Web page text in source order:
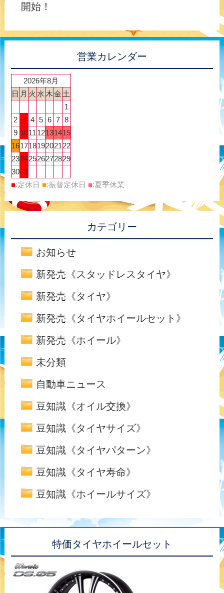
開始！
営業カレンダー
2026年8月
日 月 火 水 木金 土
1
2 3 4 5 6 7 8
9 1011 12131415
16171819202122
23242526272829
3031
■:定休日 ■:振替定休日 ■:夏季休業
カテゴリー
お知らせ
新発売《スタッドレスタイヤ》
新発売《タイヤ》
新発売《タイヤホイールセット》
新発売《ホイール》
未分類
自動車ニュース
豆知識《オイル交換》
豆知識《タイヤサイズ》
豆知識《タイヤパターン》
豆知識《タイヤ寿命》
豆知識《ホイールサイズ》
特価タイヤホイールセット